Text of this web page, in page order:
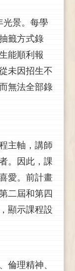
光景。每學
籤方式錄
能順利報
未因招生不
無法全部錄
主軸，講師
。因此，課
愛。前計畫
二屆和第四
顯示課程設
倫理精神、